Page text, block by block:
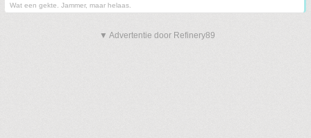
Wat een gekte. Jammer, maar helaas.
▼ Advertentie door Refinery89